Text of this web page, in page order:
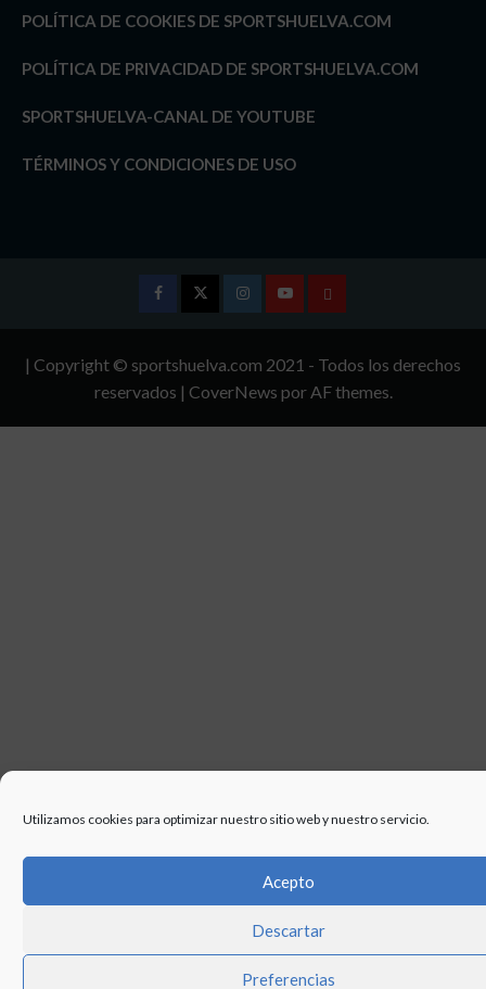
Utilizamos cookies para optimizar nuestro sitio web y nuestro servicio.
Acepto
Descartar
Preferencias
POLÍTICA DE COOKIES DE SPORTSHUELVA.COM
POLÍTICA DE PRIVACIDAD DE SPORTSHUELVA.COM
SPORTSHUELVA-CANAL DE YOUTUBE
TÉRMINOS Y CONDICIONES DE USO
InstagramYoutubeTÉRMINOS
CONDICIONES
| Copyright © sportshuelva.com 2021 - Todos los derechos
reservados | CoverNews por AF themes.